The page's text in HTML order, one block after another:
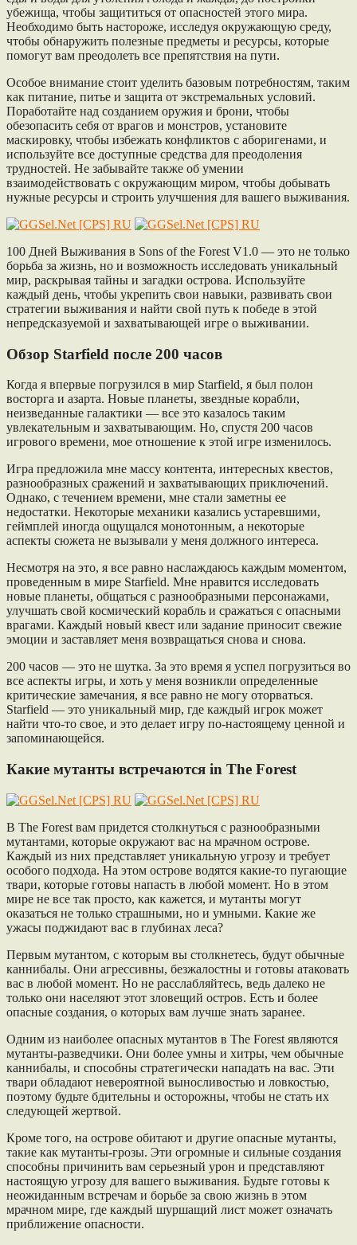
убежища, чтобы защититься от опасностей этого мира.
Необходимо быть настороже, исследуя окружающую среду,
чтобы обнаружить полезные предметы и ресурсы, которые
помогут вам преодолеть все препятствия на пути.
Особое внимание стоит уделить базовым потребностям, таким
как питание, питье и защита от экстремальных условий.
Поработайте над созданием оружия и брони, чтобы
обезопасить себя от врагов и монстров, установите
маскировку, чтобы избежать конфликтов с аборигенами, и
используйте все доступные средства для преодоления
трудностей. Не забывайте также об умении
взаимодействовать с окружающим миром, чтобы добывать
нужные ресурсы и строить улучшения для вашего выживания.
100 Дней Выживания в Sons of the Forest V1.0 — это не только
борьба за жизнь, но и возможность исследовать уникальный
мир, раскрывая тайны и загадки острова. Используйте
каждый день, чтобы укрепить свои навыки, развивать свои
стратегии выживания и найти свой путь к победе в этой
непредсказуемой и захватывающей игре о выживании.
Обзор Starfield после 200 часов
Когда я впервые погрузился в мир Starfield, я был полон
восторга и азарта. Новые планеты, звездные корабли,
неизведанные галактики — все это казалось таким
увлекательным и захватывающим. Но, спустя 200 часов
игрового времени, мое отношение к этой игре изменилось.
Игра предложила мне массу контента, интересных квестов,
разнообразных сражений и захватывающих приключений.
Однако, с течением времени, мне стали заметны ее
недостатки. Некоторые механики казались устаревшими,
геймплей иногда ощущался монотонным, а некоторые
аспекты сюжета не вызывали у меня должного интереса.
Несмотря на это, я все равно наслаждаюсь каждым моментом,
проведенным в мире Starfield. Мне нравится исследовать
новые планеты, общаться с разнообразными персонажами,
улучшать свой космический корабль и сражаться с опасными
врагами. Каждый новый квест или задание приносит свежие
эмоции и заставляет меня возвращаться снова и снова.
200 часов — это не шутка. За это время я успел погрузиться во
все аспекты игры, и хоть у меня возникли определенные
критические замечания, я все равно не могу оторваться.
Starfield — это уникальный мир, где каждый игрок может
найти что-то свое, и это делает игру по-настоящему ценной и
запоминающейся.
Какие мутанты встречаются in The Forest
В The Forest вам придется столкнуться с разнообразными
мутантами, которые окружают вас на мрачном острове.
Каждый из них представляет уникальную угрозу и требует
особого подхода. На этом острове водятся какие-то пугающие
твари, которые готовы напасть в любой момент. Но в этом
мире не все так просто, как кажется, и мутанты могут
оказаться не только страшными, но и умными. Какие же
ужасы поджидают вас в глубинах леса?
Первым мутантом, с которым вы столкнетесь, будут обычные
каннибалы. Они агрессивны, безжалостны и готовы атаковать
вас в любой момент. Но не расслабляйтесь, ведь далеко не
только они населяют этот зловещий остров. Есть и более
опасные создания, о которых вам лучше знать заранее.
Одним из наиболее опасных мутантов в The Forest являются
мутанты-разведчики. Они более умны и хитры, чем обычные
каннибалы, и способны стратегически нападать на вас. Эти
твари обладают невероятной выносливостью и ловкостью,
поэтому будьте бдительны и осторожны, чтобы не стать их
следующей жертвой.
Кроме того, на острове обитают и другие опасные мутанты,
такие как мутанты-грозы. Эти огромные и сильные создания
способны причинить вам серьезный урон и представляют
настоящую угрозу для вашего выживания. Будьте готовы к
неожиданным встречам и борьбе за свою жизнь в этом
мрачном мире, где каждый шуршащий лист может означать
приближение опасности.